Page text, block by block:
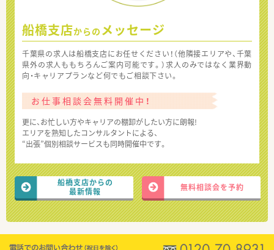
船橋支店からの メッセージ
千葉県の求人は船橋支店にお任せください！（他隣接エリアや、千葉
県外の求人ももちろんご案内可能です。）求人のみではなく業界動
向・キャリアプランなど何でもご相談下さい。
お仕事相談会無料開催中！
更に、お忙しい方やキャリアの棚卸がしたい方に朗報!
エリアを熟知したコンサルタントによる、
“出張”個別相談サービスも同時開催中です。
船橋支店からの
最新情報
無料相談会を予約